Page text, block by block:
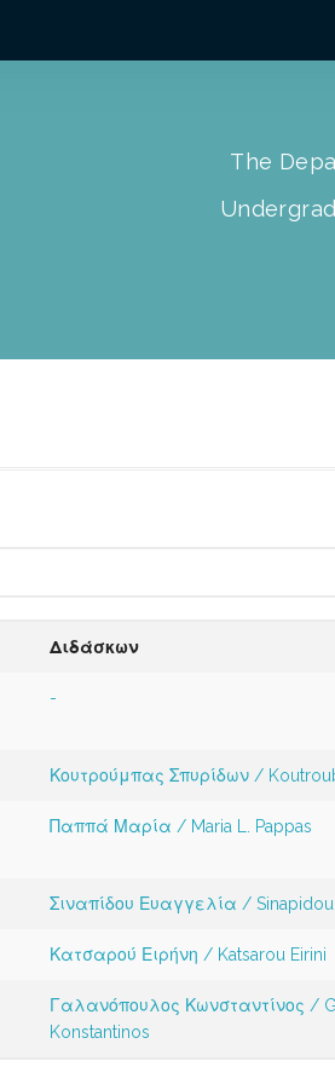
The
Διδάσκων
-
Κουτρούμπας Σπυρίδων /
Παππά Μαρία / Maria L. Pappas
Σιναπίδου Ευαγγελία / Sinapidou
Κατσαρού Ειρήνη / Katsarou Eirini
Γαλανόπουλος Κωνσταντίνος /
Konstantinos